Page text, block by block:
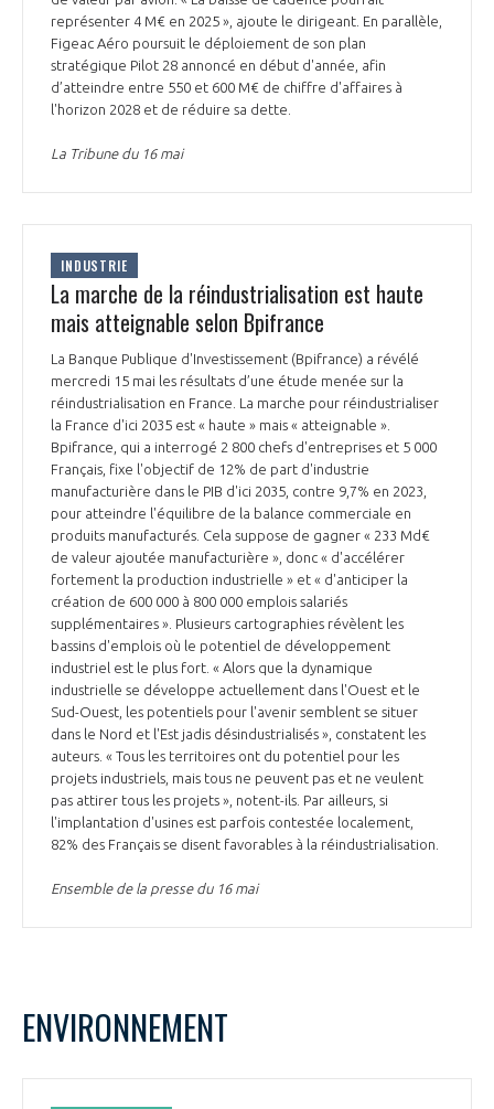
représenter 4 M€ en 2025 », ajoute le dirigeant. En parallèle,
Figeac Aéro poursuit le déploiement de son plan
stratégique Pilot 28 annoncé en début d'année, afin
d’atteindre entre 550 et 600 M€ de chiffre d'affaires à
l'horizon 2028 et de réduire sa dette.
La Tribune du 16 mai
INDUSTRIE
La marche de la réindustrialisation est haute
mais atteignable selon Bpifrance
La Banque Publique d'Investissement (Bpifrance) a révélé
mercredi 15 mai les résultats d’une étude menée sur la
réindustrialisation en France. La marche pour réindustrialiser
la France d'ici 2035 est « haute » mais « atteignable ».
Bpifrance, qui a interrogé 2 800 chefs d'entreprises et 5 000
Français, fixe l'objectif de 12% de part d'industrie
manufacturière dans le PIB d'ici 2035, contre 9,7% en 2023,
pour atteindre l'équilibre de la balance commerciale en
produits manufacturés. Cela suppose de gagner « 233 Md€
de valeur ajoutée manufacturière », donc « d'accélérer
fortement la production industrielle » et « d'anticiper la
création de 600 000 à 800 000 emplois salariés
supplémentaires ». Plusieurs cartographies révèlent les
bassins d'emplois où le potentiel de développement
industriel est le plus fort. « Alors que la dynamique
industrielle se développe actuellement dans l'Ouest et le
Sud-Ouest, les potentiels pour l'avenir semblent se situer
dans le Nord et l'Est jadis désindustrialisés », constatent les
auteurs. « Tous les territoires ont du potentiel pour les
projets industriels, mais tous ne peuvent pas et ne veulent
pas attirer tous les projets », notent-ils. Par ailleurs, si
l'implantation d'usines est parfois contestée localement,
82% des Français se disent favorables à la réindustrialisation.
Ensemble de la presse du 16 mai
ENVIRONNEMENT